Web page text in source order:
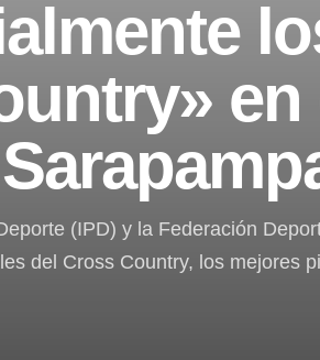
(IPD) y la Federación
del Cross Country, los mejores